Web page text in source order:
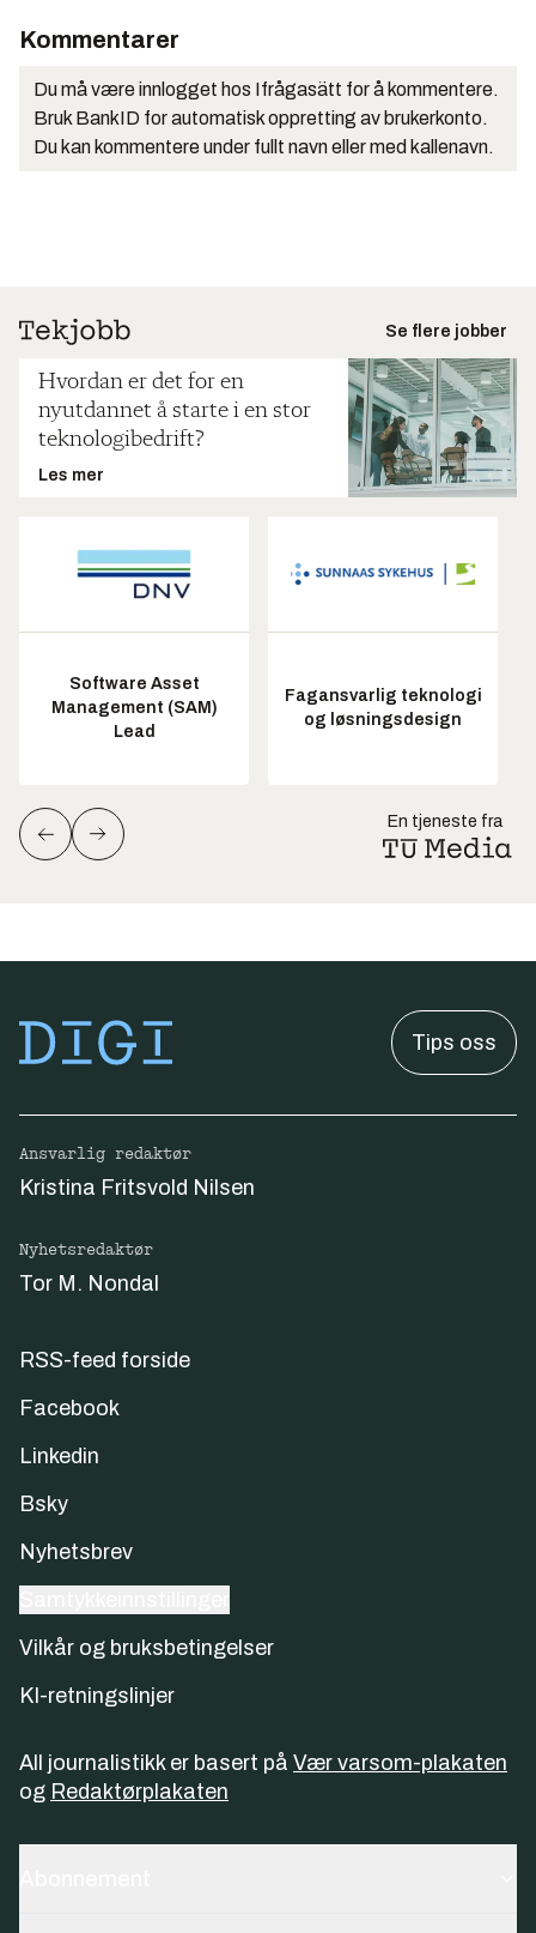
Kommentarer
Du må være innlogget hos Ifrågasätt for å kommentere.
Bruk BankID for automatisk oppretting av brukerkonto.
Du kan kommentere under fullt navn eller med kallenavn.
Se flere jobber
Hvordan er det for en
nyutdannet å starte i en stor
teknologibedrift?
Les mer
Software Asset
Management (SAM)
Lead
Fagansvarlig teknologi
og løsningsdesign
En tjeneste fra
Tips oss
Ansvarlig redaktør
Kristina Fritsvold Nilsen
Nyhetsredaktør
Tor M. Nondal
RSS-feed forside
Facebook
Linkedin
Bsky
Nyhetsbrev
Vilkår og bruksbetingelser
KI-retningslinjer
All journalistikk er basert på Vær varsom-plakaten
og Redaktørplakaten